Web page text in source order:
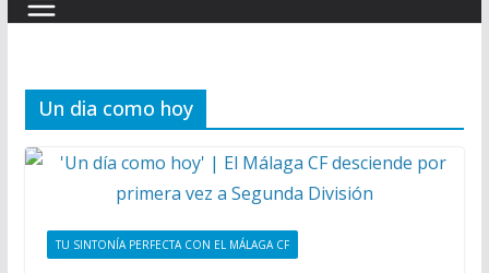
Un dia como hoy
TU SINTONÍA PERFECTA CON EL MÁLAGA CF